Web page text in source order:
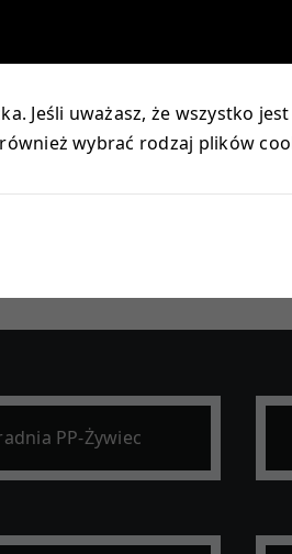
robotnic, klasy I i III
opowieści o tradycji
dla pracy rąk ludzkich i
PP-Żywiec
Jeśli uważasz, że wszystko
wybrać rodzaj plików